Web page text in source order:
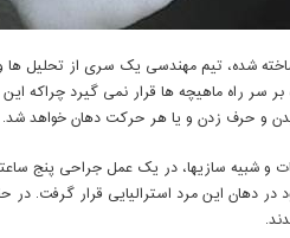
شده، تیم مهندسی یک سری از تحلیل ها و
سر راه ماهیچه ها قرار نمی گیرد چراکه
و حرف زدن و یا هر حرکت دهان خواهد شد.
و شبیه سازیها، در یک عمل جراحی پنج
در دهان این مرد استرالیایی قرار گرفت.